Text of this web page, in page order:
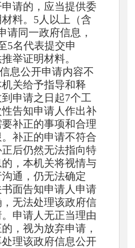
请的，应当提供委
料。5人以上（含
请同一政府信息，
5名代表提交申
举证明材料。
息公开申请内容不
关给予指导和释
申请之日起7个工
告知申请人作出补
补正的事项和合理
补正的申请不符合
后仍然无法指向特
，本机关将视情与
通，仍无法确定
面告知申请人申请
无法处理该政府信
申请人无正当理由
，视为放弃申请，
理该政府信息公开